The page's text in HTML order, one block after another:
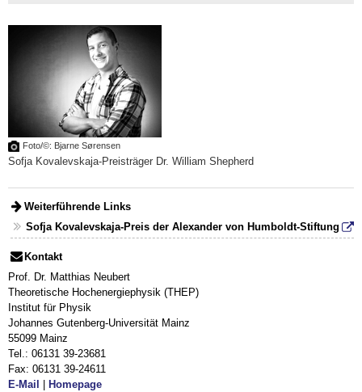
Foto/©: Bjarne Sørensen
Sofja Kovalevskaja-Preisträger Dr. William Shepherd
Weiterführende Links
Sofja Kovalevskaja-Preis der Alexander von Humboldt-Stiftung
Kontakt
Prof. Dr. Matthias Neubert
Theoretische Hochenergiephysik (THEP)
Institut für Physik
Johannes Gutenberg-Universität Mainz
55099 Mainz
Tel.: 06131 39-23681
Fax: 06131 39-24611
E-Mail
Homepage